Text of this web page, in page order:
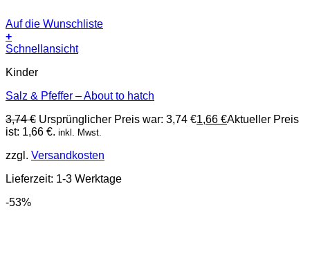
Auf die Wunschliste
+
Schnellansicht
Kinder
Salz & Pfeffer – About to hatch
3,74€ Ursprünglicher Preis war: 3,74 €1,66 €Aktueller Preis
ist: 1,66 €. inkl. Mwst.
zzgl. Versandkosten
Lieferzeit: 1-3 Werktage
-53%